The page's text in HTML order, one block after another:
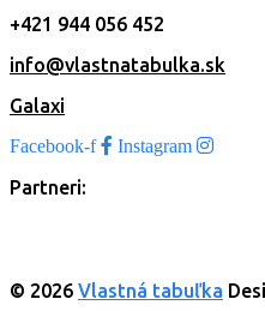
+421 944 056 452
info@vlastnatabulka.sk
Galaxi
Facebook-f Instagram
Partneri:
© 2026 Vlastná tabuľka